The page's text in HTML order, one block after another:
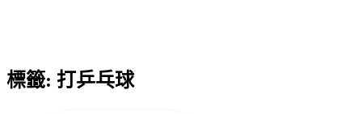
標籤: 打乒乓球